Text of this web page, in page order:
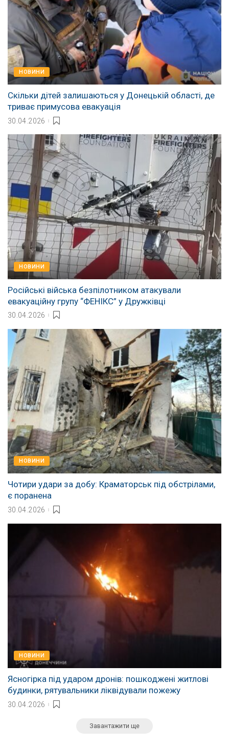
НОВИНИ
Скільки дітей залишаються у Донецькій області, де
триває примусова евакуація
30.04.2026
НОВИНИ
Російські війська безпілотником атакували
евакуаційну групу “ФЕНІКС” у Дружківці
30.04.2026
НОВИНИ
Чотири удари за добу: Краматорськ під обстрілами,
є поранена
30.04.2026
НОВИНИ
Ясногірка під ударом дронів: пошкоджені житлові
будинки, рятувальники ліквідували пожежу
30.04.2026
Завантажити ще